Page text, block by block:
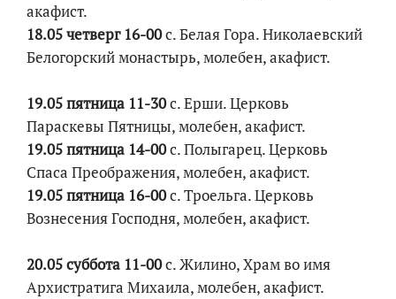
акафист.
18.05 четверг 16-00с. Белая Гора. Николаевский
Белогорский монастырь, молебен, акафист.
19.05 пятница 11-30с. Ерши. Церковь
Параскевы Пятницы, молебен, акафист.
19.05 пятница 14-00с. Полыгарец. Церковь
Спаса Преображения, молебен, акафист.
19.05 пятница 16-00с. Троельга. Церковь
Вознесения Господня, молебен, акафист.
20.05 суббота 11-00с. Жилино, Храм во имя
Архистратига Михаила, молебен, акафист.